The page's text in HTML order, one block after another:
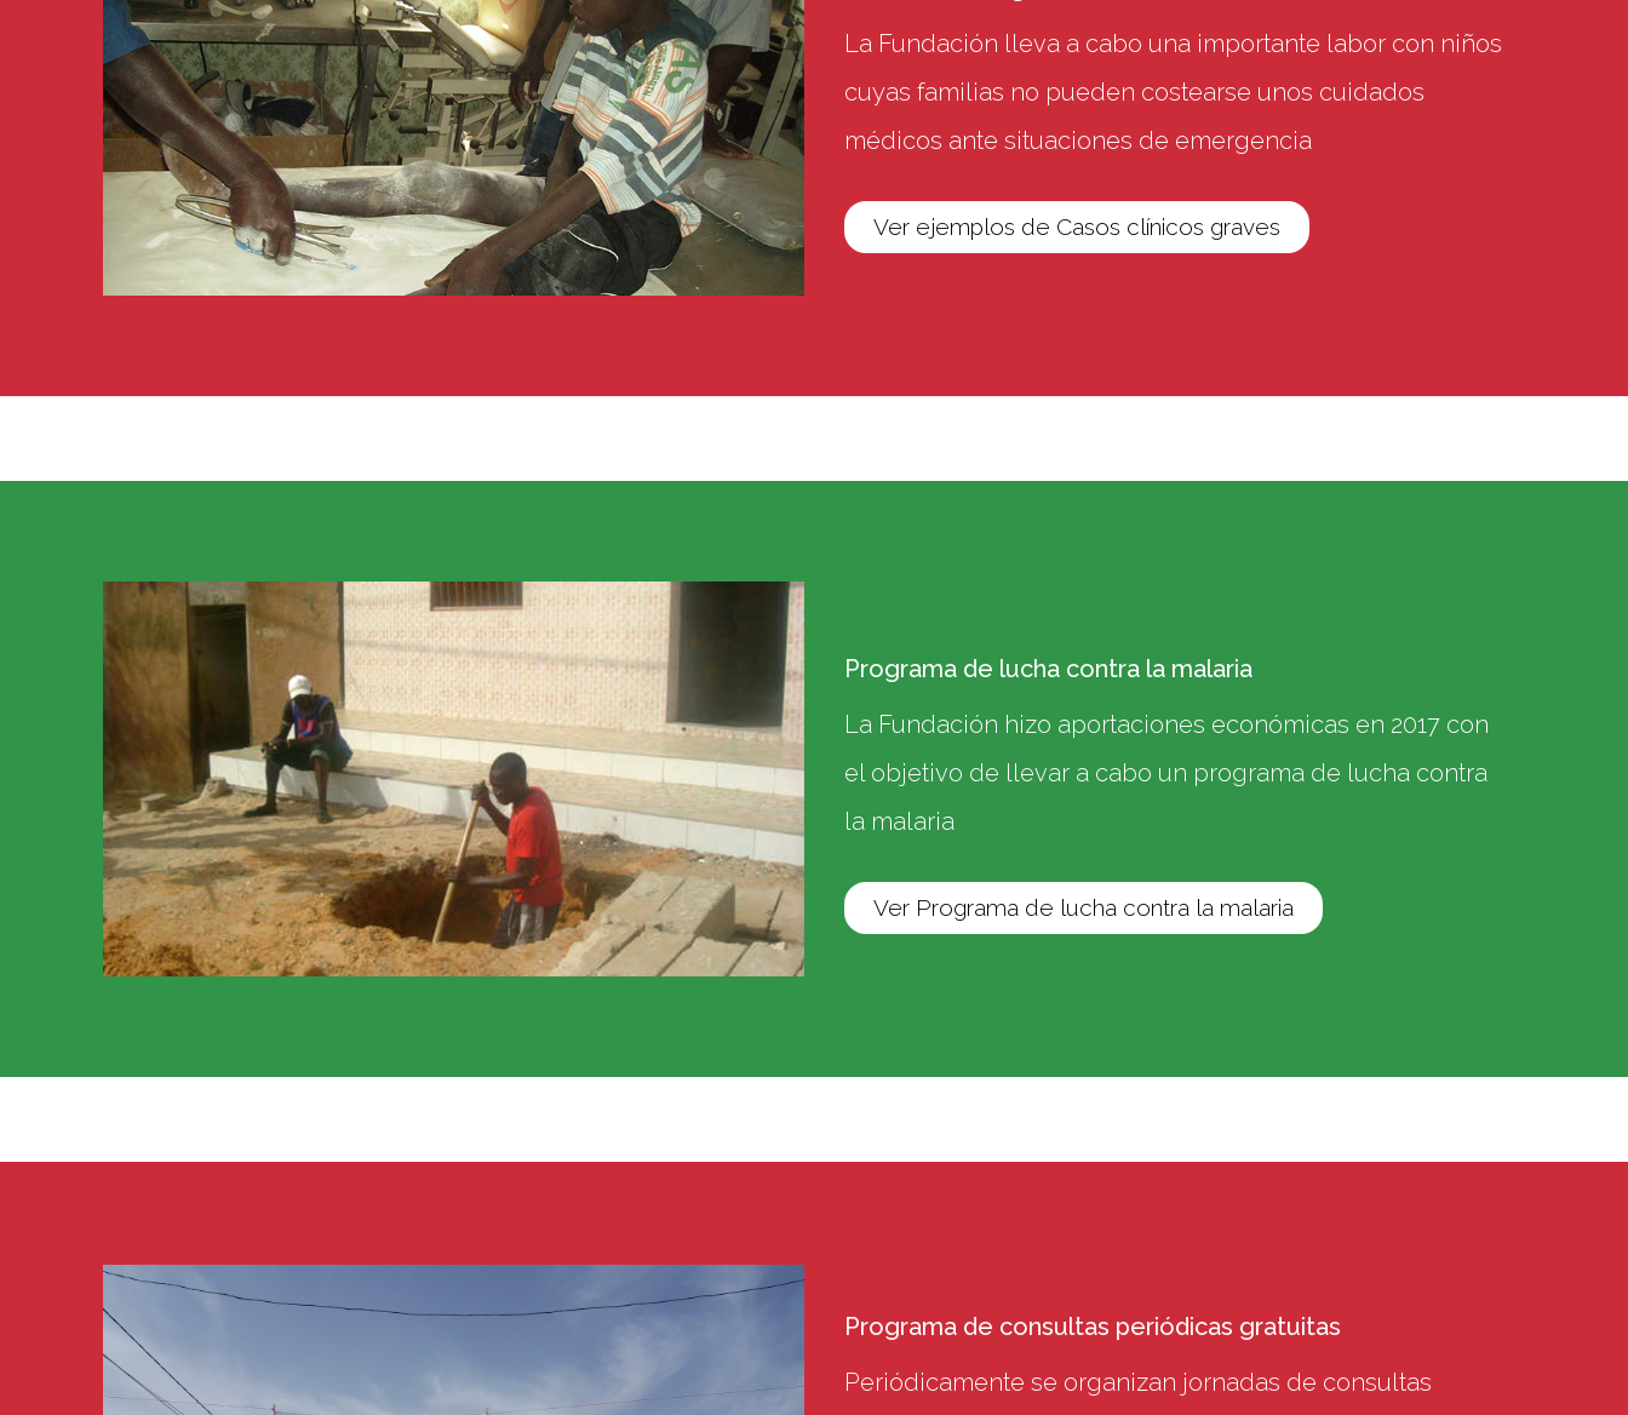
La Fundación lleva a cabo una importante labor con niños
cuyas familias no pueden costearse unos cuidados
médicos ante situaciones de emergencia
Ver ejemplos de Casos clínicos graves
Programa de lucha contra la malaria
La Fundación hizo aportaciones económicas en 2017 con
el objetivo de llevar a cabo un programa de lucha contra
la malaria
Ver Programa de lucha contra la malaria
Programa de consultas periódicas gratuitas
Periódicamente se organizan jornadas de consultas